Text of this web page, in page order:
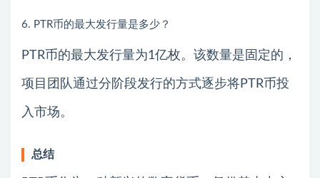
6. PTR币的最大发行量是多少？
PTR币的最大发行量为1亿枚。该数量是固定的，
项目团队通过分阶段发行的方式逐步将PTR币投
入市场。
总结